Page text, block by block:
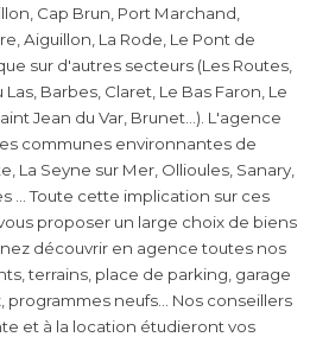
Cap Brun, Port Marchand,
Aiguillon, La Rode, Le Pont de
sur d'autres secteurs (Les Routes,
Barbes, Claret, Le Bas Faron, Le
Jean du Var, Brunet...). L'agence
communes environnantes de
La Seyne sur Mer, Ollioules, Sanary,
... Toute cette implication sur ces
proposer un large choix de biens
découvrir en agence toutes nos
terrains, place de parking, garage
programmes neufs... Nos conseillers
et à la location étudieront vos